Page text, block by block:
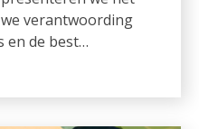
verantwoording
en de best…